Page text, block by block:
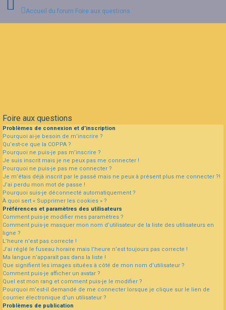
Accueil du forum Foire aux questions
Foire aux questions
Problèmes de connexion et d’inscription
Pourquoi ai-je besoin de m’inscrire ?
Qu’est-ce que la COPPA ?
Pourquoi ne puis-je pas m’inscrire ?
Je suis inscrit mais je ne peux pas me connecter !
Pourquoi ne puis-je pas me connecter ?
Je m’étais déjà inscrit par le passé mais ne peux à présent plus me connecter ?!
J’ai perdu mon mot de passe !
Pourquoi suis-je déconnecté automatiquement ?
À quoi sert « Supprimer les cookies » ?
Préférences et paramètres des utilisateurs
Comment puis-je modifier mes paramètres ?
Comment puis-je masquer mon nom d’utilisateur de la liste des utilisateurs en
ligne ?
L’heure n’est pas correcte !
J’ai réglé le fuseau horaire mais l’heure n’est toujours pas correcte !
Ma langue n’apparaît pas dans la liste !
Que signifient les images situées à côté de mon nom d’utilisateur ?
Comment puis-je afficher un avatar ?
Quel est mon rang et comment puis-je le modifier ?
Pourquoi m’est-il demandé de me connecter lorsque je clique sur le lien de
courrier électronique d’un utilisateur ?
Problèmes de publication